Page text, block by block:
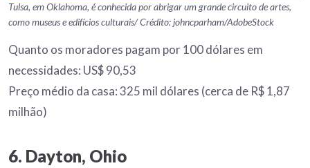
Tulsa, em Oklahoma, é conhecida por abrigar um grande circuito de artes,
como museus e edifícios culturais/ Crédito: johncparham/AdobeStock
Quanto os moradores pagam por 100 dólares em
necessidades: US$ 90,53
Preço médio da casa: 325 mil dólares (cerca de R$ 1,87
milhão)
6. Dayton, Ohio